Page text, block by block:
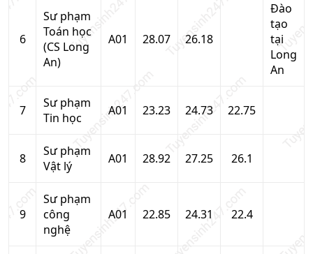
6
Sư phạm
Toán học
(CS Long
An)
A01 28.07 26.18
Đào
tạo
tại
Long
An
7
Sư phạm
Tin học
A01 23.23 24.73 22.75
8
Sư phạm
Vật lý
A01 28.92 27.25 26.1
9
Sư phạm
công
nghệ
A01 22.85 24.31 22.4